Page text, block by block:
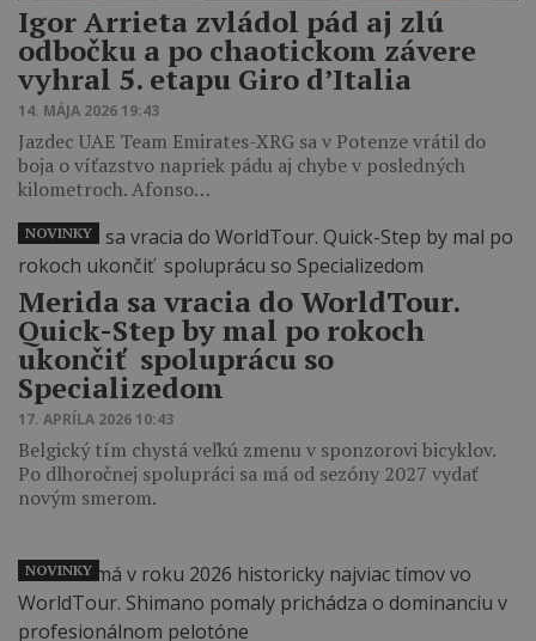
Igor Arrieta zvládol pád aj zlú
odbočku a po chaotickom závere
vyhral 5. etapu Giro d’Italia
14. MÁJA 2026 19:43
Jazdec UAE Team Emirates-XRG sa v Potenze vrátil do
boja o víťazstvo napriek pádu aj chybe v posledných
kilometroch. Afonso…
Merida sa vracia do WorldTour.
Quick-Step by mal po rokoch
ukončiť spoluprácu so
Specializedom
17. APRÍLA 2026 10:43
Belgický tím chystá veľkú zmenu v sponzorovi bicyklov.
Po dlhoročnej spolupráci sa má od sezóny 2027 vydať
novým smerom.
NOVINKY
NOVINKY